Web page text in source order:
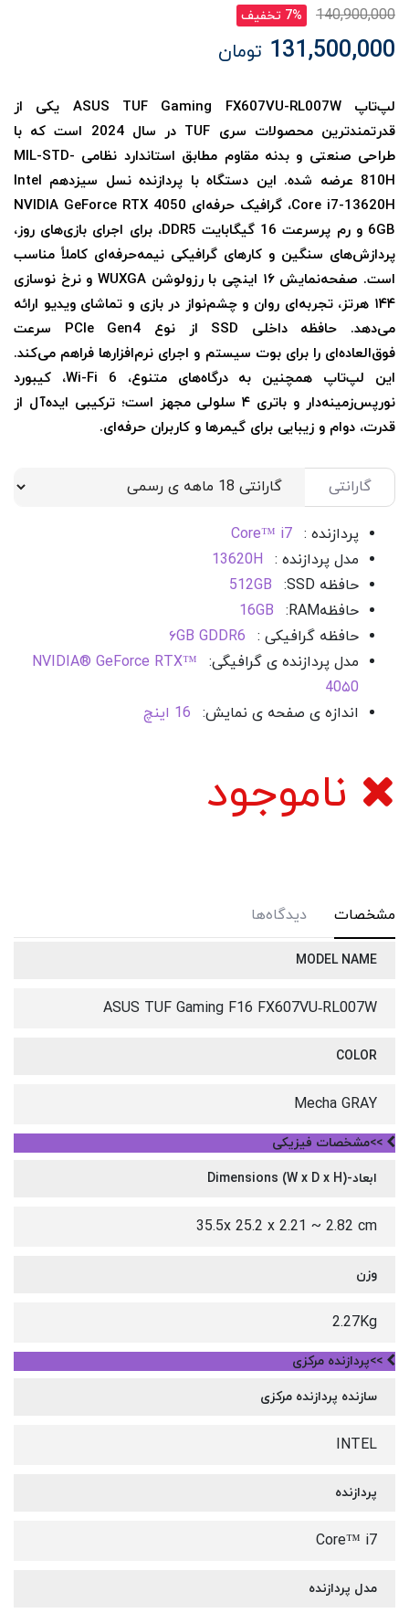
140,900,000 7% تخفیف
131,500,000 تومان
لپ‌تاپ ASUS TUF Gaming FX607VU-RL007W یکی از
قدرتمندترین محصولات سری TUF در سال 2024 است که با
طراحی صنعتی و بدنه مقاوم مطابق استاندارد نظامی MIL-STD-
810H عرضه شده. این دستگاه با پردازنده نسل سیزدهم Intel
Core i7-13620H، گرافیک حرفه‌ای NVIDIA GeForce RTX 4050
6GB و رم پرسرعت 16 گیگابایت DDR5، برای اجرای بازی‌های روز،
پردازش‌های سنگین و کارهای گرافیکی نیمه‌حرفه‌ای کاملاً مناسب
است. صفحه‌نمایش ۱۶ اینچی با رزولوشن WUXGA و نرخ نوسازی
۱۴۴ هرتز، تجربه‌ای روان و چشم‌نواز در بازی و تماشای ویدیو ارائه
می‌دهد. حافظه داخلی SSD از نوع PCIe Gen4 سرعت
فوق‌العاده‌ای را برای بوت سیستم و اجرای نرم‌افزارها فراهم می‌کند.
این لپ‌تاپ همچنین به درگاه‌های متنوع، Wi-Fi 6، کیبورد
نورپس‌زمینه‌دار و باتری ۴ سلولی مجهز است؛ ترکیبی ایده‌آل از
قدرت، دوام و زیبایی برای گیمرها و کاربران حرفه‌ای.
گارانتی
پردازنده : Core™ i7
مدل پردازنده :
13620H
حافظه SSD
:
512GB
حافظهRAM
:
16GB
حافظه گرافیکی :
۶GB GDDR6
مدل پردازنده ی گرافیگی:
NVIDIA® GeForce RTX™
40۵0
اندازه ی صفحه ی نمایش:
16 اینچ
ناموجود
مشخصات دیدگاه‌ها
MODEL NAME
ASUS TUF Gaming F16 FX607VU‑RL007W
COLOR
Mecha GRAY
>>مشخصات فیزیکی
ابعاد-Dimensions (W x D x H)
35.5x 25.2 x 2.21 ~ 2.82 cm
وزن
2.27Kg
>>پردازنده مرکزی
سازنده پردازنده مرکزی
INTEL
پردازنده
Core™ i7
مدل پردازنده